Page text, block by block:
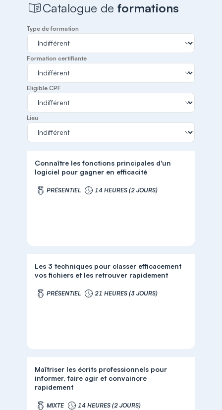
Catalogue deformations
Type de formation
Formation certifiante
Eligible CPF
Lieu
Connaître les fonctions principales d'un
logiciel pour gagner en efficacité
PRÉSENTIEL 14 HEURES (2 JOURS)
Les 3 techniques pour classer efficacement
vos fichiers et les retrouver rapidement
PRÉSENTIEL 21 HEURES (3 JOURS)
Maîtriser les écrits professionnels pour
informer, faire agir et convaincre
rapidement
MIXTE 14 HEURES (2 JOURS)